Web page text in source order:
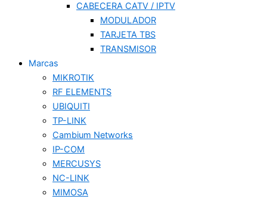
CABECERA CATV / IPTV
MODULADOR
TARJETA TBS
TRANSMISOR
Marcas
MIKROTIK
RF ELEMENTS
UBIQUITI
TP-LINK
Cambium Networks
IP-COM
MERCUSYS
NC-LINK
MIMOSA